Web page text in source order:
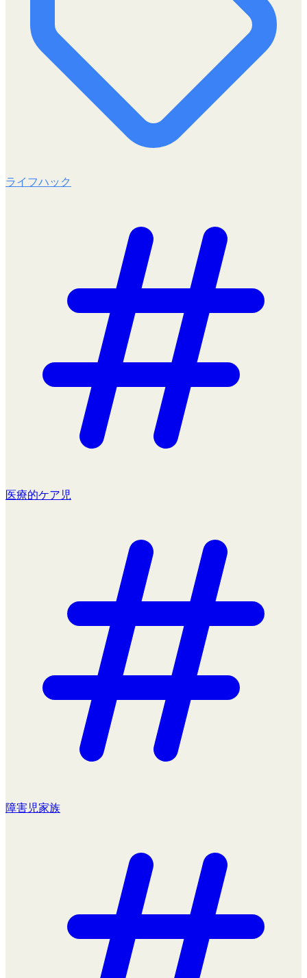
ライフハック
医療的ケア児
障害児家族